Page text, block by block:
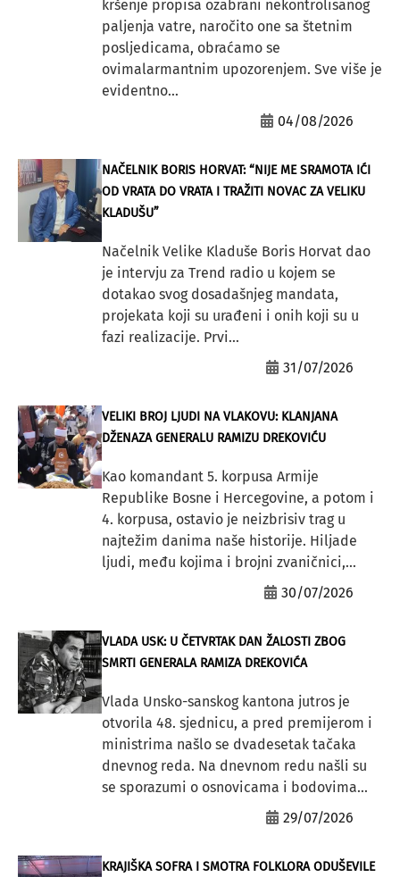
kršenje propisa ozabrani nekontrolisanog
paljenja vatre, naročito one sa štetnim
posljedicama, obraćamo se
ovimalarmantnim upozorenjem. Sve više je
evidentno...
04/08/2026
NAČELNIK BORIS HORVAT: “NIJE ME SRAMOTA IĆI
OD VRATA DO VRATA I TRAŽITI NOVAC ZA VELIKU
KLADUŠU”
Načelnik Velike Kladuše Boris Horvat dao
je intervju za Trend radio u kojem se
dotakao svog dosadašnjeg mandata,
projekata koji su urađeni i onih koji su u
fazi realizacije. Prvi...
31/07/2026
VELIKI BROJ LJUDI NA VLAKOVU: KLANJANA
DŽENAZA GENERALU RAMIZU DREKOVIĆU
Kao komandant 5. korpusa Armije
Republike Bosne i Hercegovine, a potom i
4. korpusa, ostavio je neizbrisiv trag u
najtežim danima naše historije. Hiljade
ljudi, među kojima i brojni zvaničnici,...
30/07/2026
VLADA USK: U ČETVRTAK DAN ŽALOSTI ZBOG
SMRTI GENERALA RAMIZA DREKOVIĆA
Vlada Unsko-sanskog kantona jutros je
otvorila 48. sjednicu, a pred premijerom i
ministrima našlo se dvadesetak tačaka
dnevnog reda. Na dnevnom redu našli su
se sporazumi o osnovicama i bodovima...
29/07/2026
KRAJIŠKA SOFRA I SMOTRA FOLKLORA ODUŠEVILE